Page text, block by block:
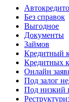
Без справок
Выгодное
Документы
Займов
Кредитный
Кредитных
Онлайн
Под залог
Под низкий